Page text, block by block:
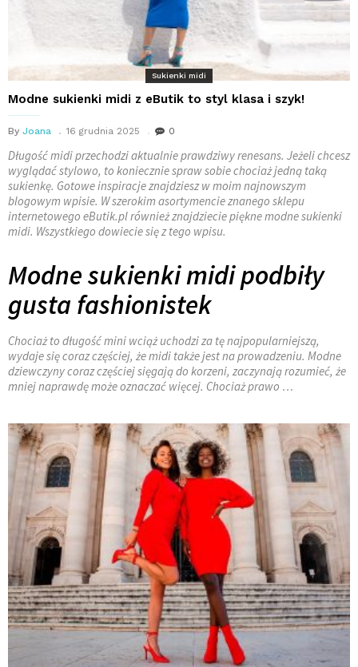
Sukienki midi
Modne sukienki midi z eButik to styl klasa i szyk!
By Joana 16 grudnia 2025 0
Długość midi przechodzi aktualnie prawdziwy renesans. Jeżeli chcesz
wyglądać stylowo, to koniecznie spraw sobie chociaż jedną taką
sukienkę. Gotowe inspiracje znajdziesz w moim najnowszym
blogowym wpisie. W szerokim asortymencie znanego sklepu
internetowego eButik.pl również znajdziecie piękne modne sukienki
midi. Wszystkiego dowiecie się z tego wpisu.
Modne sukienki midi podbiły
gusta fashionistek
Chociaż to długość mini wciąż uchodzi za tę najpopularniejszą,
wydaje się coraz częściej, że midi także jest na prowadzeniu. Modne
dziewczyny coraz częściej sięgają do korzeni, zaczynają rozumieć, że
mniej naprawdę może oznaczać więcej. Chociaż prawo …